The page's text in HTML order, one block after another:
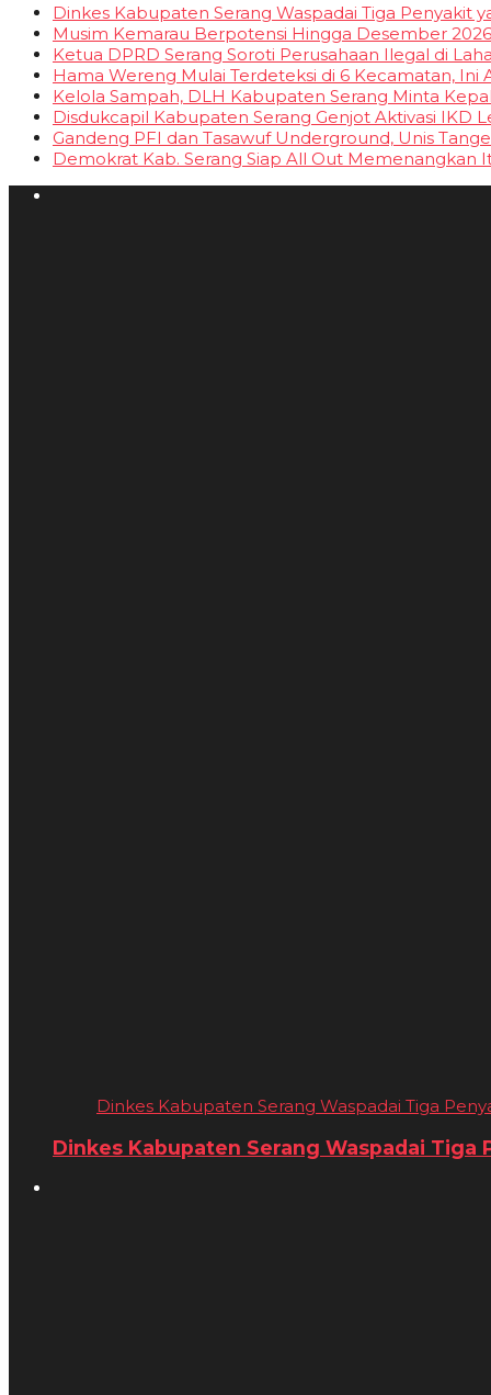
Dinkes Kabupaten Serang Waspadai Tiga Penyakit
Musim Kemarau Berpotensi Hingga Desember
Ketua DPRD Serang Soroti Perusahaan Ilegal di
Hama Wereng Mulai Terdeteksi di 6 Kecamatan, Ini
Kelola Sampah, DLH Kabupaten Serang Minta
Disdukcapil Kabupaten Serang Genjot Aktivasi IKD
Gandeng PFI dan Tasawuf Underground, Unis
Demokrat Kab. Serang Siap All Out Memenangkan
Dinkes Kabupaten Serang Waspadai Tiga
Dinkes Kabupaten Serang Waspadai Tiga